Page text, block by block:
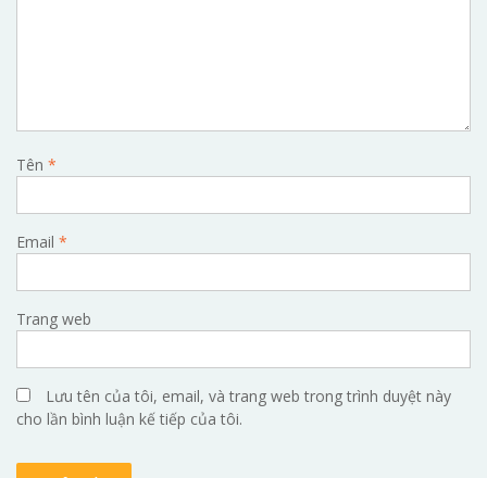
Tên *
Email *
Trang web
Lưu tên của tôi, email, và trang web trong trình duyệt này
cho lần bình luận kế tiếp của tôi.